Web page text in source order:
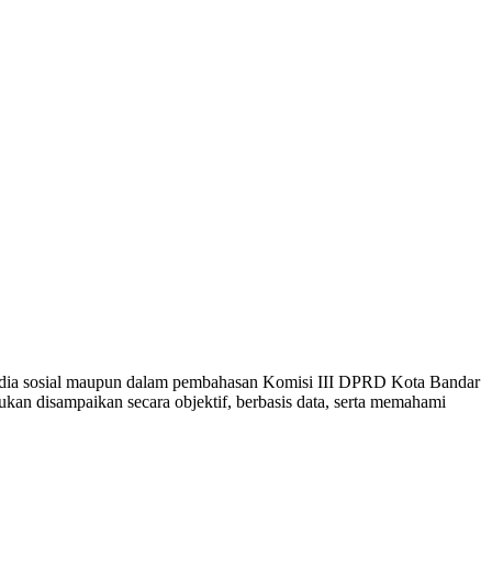
sosial maupun dalam pembahasan Komisi III DPRD Kota Bandar
disampaikan secara objektif, berbasis data, serta memahami